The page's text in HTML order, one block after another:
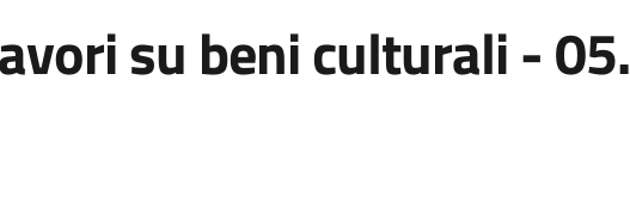
su beni culturali - 05.